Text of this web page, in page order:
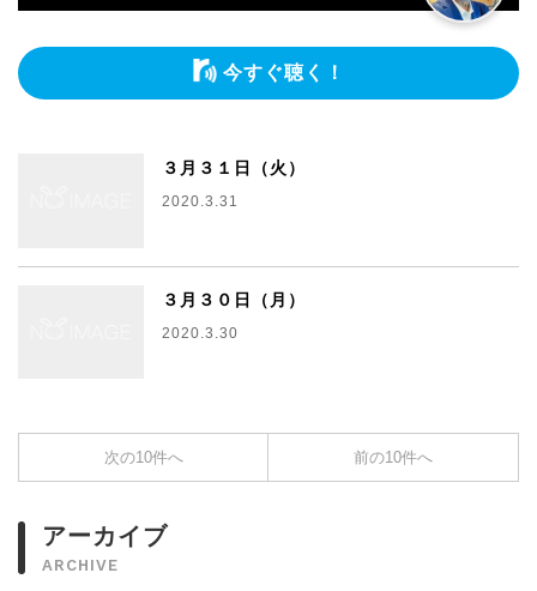
今すぐ聴く！
３月３１日（火）
2020.3.31
３月３０日（月）
2020.3.30
次の10件へ 前の10件へ
アーカイブ
ARCHIVE